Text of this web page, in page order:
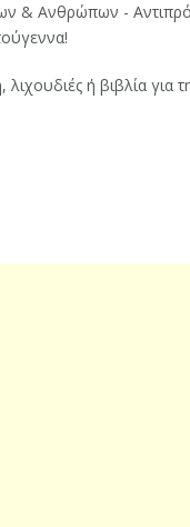
& Ανθρώπων -
ή βιβλία για